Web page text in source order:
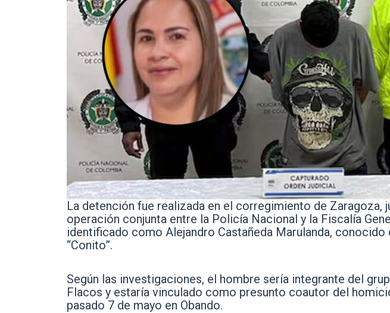
La detención fue realizada en el corregimiento de Zaragoza,
operación conjunta entre la Policía Nacional y la Fiscalía
identificado como Alejandro Castañeda Marulanda, conocido
“Conito”.
Según las investigaciones, el hombre sería integrante del
Flacos y estaría vinculado como presunto coautor del
pasado 7 de mayo en Obando.